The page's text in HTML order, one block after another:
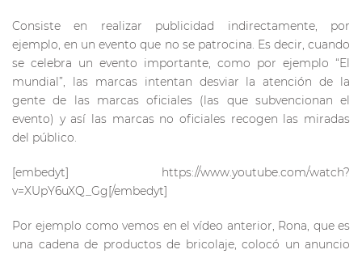
Consiste en realizar publicidad indirectamente, por
ejemplo, en un evento que no se patrocina. Es decir, cuando
se celebra un evento importante, como por ejemplo “El
mundial”, las marcas intentan desviar la atención de la
gente de las marcas oficiales (las que subvencionan el
evento) y así las marcas no oficiales recogen las miradas
del público.
[embedyt] https://www.youtube.com/watch?
v=XUpY6uXQ_Gg[/embedyt]
Por ejemplo como vemos en el vídeo anterior, Rona, que es
una cadena de productos de bricolaje, colocó un anuncio